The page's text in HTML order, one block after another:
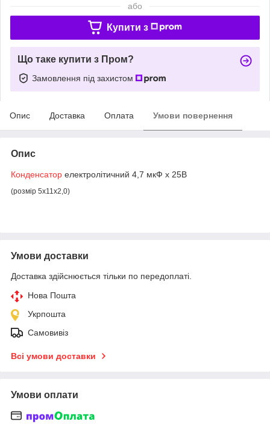
або
Купити з
Що таке купити з Пром?
Замовлення під захистом
Опис Доставка Оплата Умови повернення
Опис
Конденсатор електролітичний 4,7 мкФ х 25В
(розмір 5х11х2,0)
Умови доставки
Доставка здійснюється тільки по передоплаті.
Нова Пошта
Укрпошта
Самовивіз
Всі умови доставки
Умови оплати